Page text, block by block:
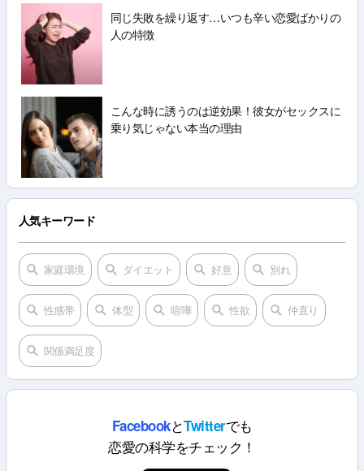
同じ失敗を繰り返す…いつも辛い恋愛ばかりの
人の特徴
こんな時に誘うのは逆効果！彼女がセックスに
乗り気じゃない本当の理由
人気キーワード
家庭環境 ダイエット 好意 別れ
性感帯 体型 喧嘩 性欲 仲直り
関係満足度
FacebookとTwitterでも
恋愛の科学をチェック！